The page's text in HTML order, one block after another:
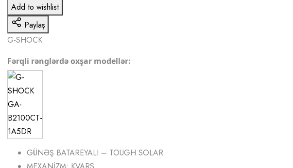
Add to wishlist
Paylaş
G-SHOCK
Fərqli rənglərdə oxşar modellər:
GÜNƏŞ BATAREYALI – TOUGH SOLAR